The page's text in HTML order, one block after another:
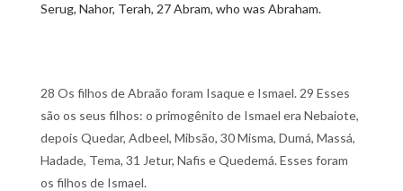
Serug, Nahor, Terah, 27 Abram, who was Abraham.
28 Os filhos de Abraão foram Isaque e Ismael. 29 Esses
são os seus filhos: o primogênito de Ismael era Nebaiote,
depois Quedar, Adbeel, Mibsão, 30 Misma, Dumá, Massá,
Hadade, Tema, 31 Jetur, Nafis e Quedemá. Esses foram
os filhos de Ismael.